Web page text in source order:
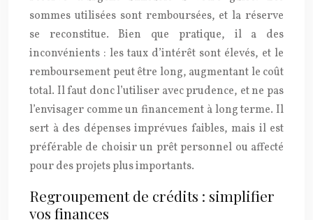
sommes utilisées sont remboursées, et la réserve
se reconstitue. Bien que pratique, il a des
inconvénients : les taux d’intérêt sont élevés, et le
remboursement peut être long, augmentant le coût
total. Il faut donc l’utiliser avec prudence, et ne pas
l’envisager comme un financement à long terme. Il
sert à des dépenses imprévues faibles, mais il est
préférable de choisir un prêt personnel ou affecté
pour des projets plus importants.
Regroupement de crédits : simplifier
vos finances